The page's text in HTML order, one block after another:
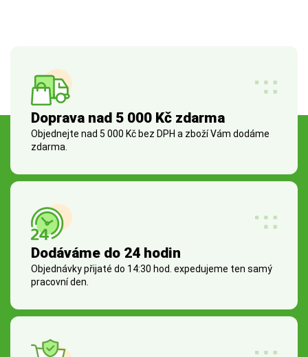
Doprava nad 5 000 Kč zdarma
Objednejte nad 5 000 Kč bez DPH a zboží Vám dodáme
zdarma.
Dodáváme do 24 hodin
Objednávky přijaté do 14:30 hod. expedujeme ten samý
pracovní den.